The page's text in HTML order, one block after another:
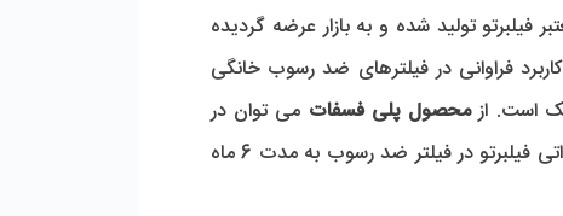
است. از محصول پلی فسفات
می توان در